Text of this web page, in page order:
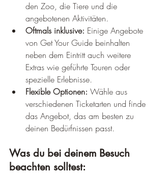
den Zoo, die Tiere und die
angebotenen Aktivitäten.
Oftmals inklusive: Einige Angebote
von Get Your Guide beinhalten
neben dem Eintritt auch weitere
Extras wie geführte Touren oder
spezielle Erlebnisse.
Flexible Optionen: Wähle aus
verschiedenen Ticketarten und finde
das Angebot, das am besten zu
deinen Bedürfnissen passt.
Was du bei deinem Besuch
beachten solltest: